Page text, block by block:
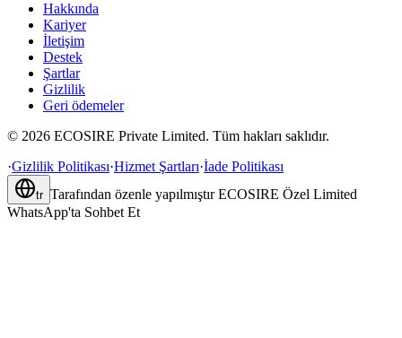
Hakkında
Kariyer
İletişim
Destek
Şartlar
Gizlilik
Geri ödemeler
© 2026 ECOSIRE Private Limited. Tüm hakları saklıdır.
·Gizlilik Politikası·Hizmet Şartları·İade Politikası
tr Tarafından özenle yapılmıştır ECOSIRE Özel Limited
WhatsApp'ta Sohbet Et